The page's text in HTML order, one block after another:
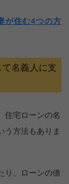
が住む4つの方
名義人に支
住宅ローンの名
う方法もありま
り、ローンの借